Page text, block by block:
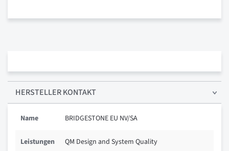
HERSTELLER KONTAKT
Name BRIDGESTONE EU NV/SA
Leistungen QM Design and System Quality